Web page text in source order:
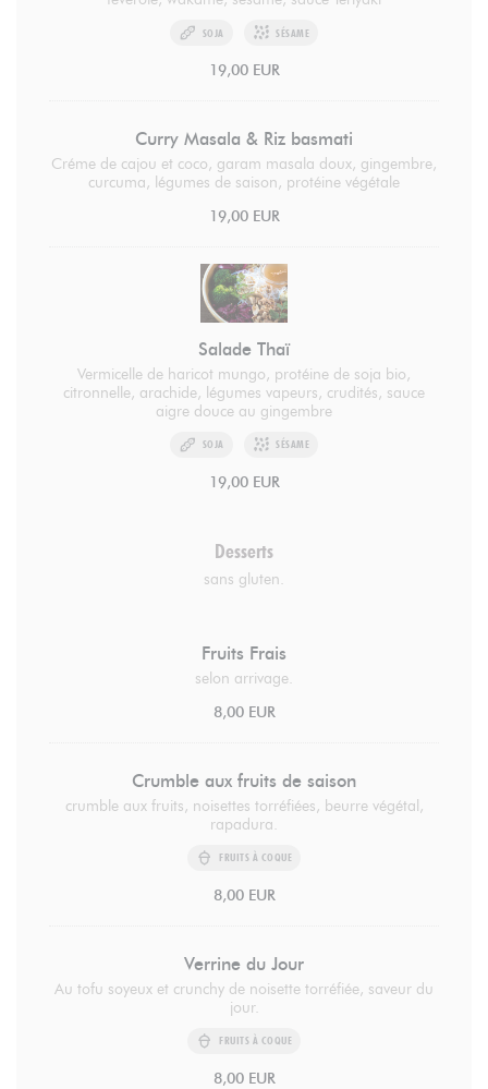
SOJA SÉSAME
19,00 EUR
Curry Masala & Riz basmati
Créme de cajou et coco, garam masala doux, gingembre,
curcuma, légumes de saison, protéine végétale
19,00 EUR
Salade Thaï
Vermicelle de haricot mungo, protéine de soja bio,
citronnelle, arachide, légumes vapeurs, crudités, sauce
aigre douce au gingembre
SOJA SÉSAME
19,00 EUR
Desserts
sans gluten.
Fruits Frais
selon arrivage.
8,00 EUR
Crumble aux fruits de saison
crumble aux fruits, noisettes torréfiées, beurre végétal,
rapadura.
FRUITS À COQUE
8,00 EUR
Verrine du Jour
Au tofu soyeux et crunchy de noisette torréfiée, saveur du
jour.
FRUITS À COQUE
8,00 EUR